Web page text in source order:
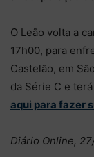
O Leão volta a
17h00, para
Castelão, em
da Série C e
aqui para fazer
Diário Online,